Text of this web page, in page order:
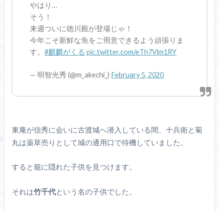
やはり…
そう！
来週ついに徳川殿が登場じゃ！
今年こそ新鮮な魚をご用意できるよう頑張りま
す。#麒麟がくる pic.twitter.com/eTh7Vlm1RY
— 明智光秀 (@m_akechi_) February 5, 2020
東庵が信秀に会いに古渡城へ潜入している間、十兵衛と菊
丸は薬草売りとして城の通用口で待機していました。
すると籠に隠れた子供を見つけます。
それは竹千代という名の子供でした。